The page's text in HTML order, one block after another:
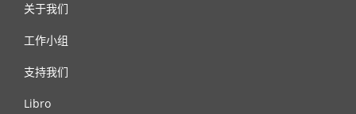
关于我们
工作小组
支持我们
Libro